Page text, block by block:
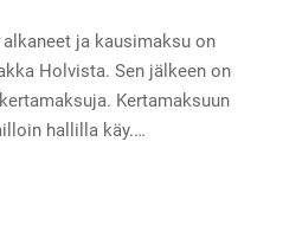
ja kausimaksu on
Holvista. Sen jälkeen on
Kertamaksuun
hallilla käy.…